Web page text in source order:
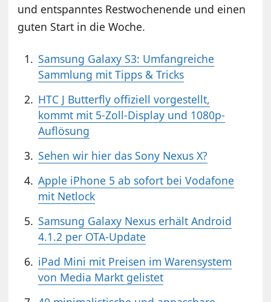
und entspanntes Restwochenende und einen
guten Start in die Woche.
Samsung Galaxy S3: Umfangreiche
Sammlung mit Tipps & Tricks
HTC J Butterfly offiziell vorgestellt,
kommt mit 5-Zoll-Display und 1080p-
Auflösung
Sehen wir hier das Sony Nexus X?
Apple iPhone 5 ab sofort bei Vodafone
mit Netlock
Samsung Galaxy Nexus erhält Android
4.1.2 per OTA-Update
iPad Mini mit Preisen im Warensystem
von Media Markt gelistet